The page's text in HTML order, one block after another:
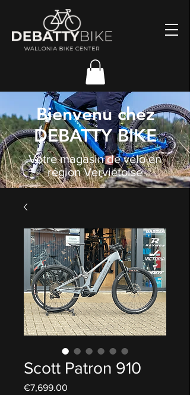
Bienvenu chez
DEBATTY BIKE
Votre magasin de vélo en
région Verviétoise
Scott Patron 910
€7,699.00